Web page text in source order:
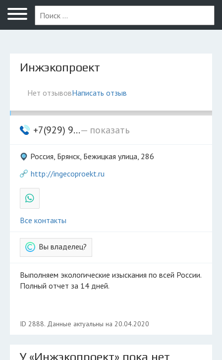
Брянск
Инжэкопроект
Нет отзывовНаписать отзыв
+7(929) 9...— показать
Россия, Брянск, Бежицкая улица, 286
http://ingecoproekt.ru
Все контакты
Вы владелец?
Выполняем экологические изыскания по всей России.
Полный отчет за 14 дней.
ID 2888. Данные актуальны на 20.04.2020
У «Инжэкопроект» пока нет